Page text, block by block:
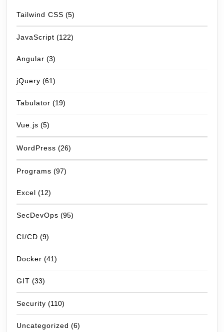
Tailwind CSS (5)
JavaScript (122)
Angular (3)
jQuery (61)
Tabulator (19)
Vue.js (5)
WordPress (26)
Programs (97)
Excel (12)
SecDevOps (95)
CI/CD (9)
Docker (41)
GIT (33)
Security (110)
Uncategorized (6)